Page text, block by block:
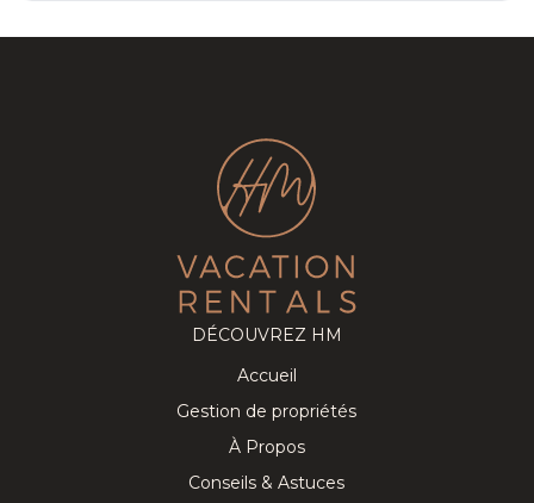
DÉCOUVREZ HM
Accueil
Gestion de propriétés
À Propos
Conseils & Astuces